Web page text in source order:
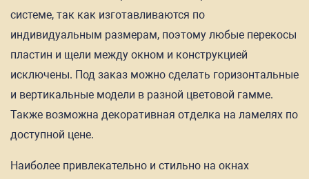
системе, так как изготавливаются по
индивидуальным размерам, поэтому любые перекосы
пластин и щели между окном и конструкцией
исключены. Под заказ можно сделать горизонтальные
и вертикальные модели в разной цветовой гамме.
Также возможна декоративная отделка на ламелях по
доступной цене.
Наиболее привлекательно и стильно на окнах